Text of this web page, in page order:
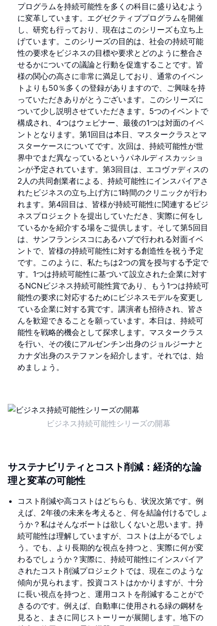
プログラムを持続可能性を多くの科目に盛り込むよう
に変革しています。エグゼクティブプログラムを開催
し、研究も行っており、現在はこのシリーズも立ち上
げています。このシリーズの目的は、社会の持続可能
性の要求をビジネスの目標や要求とどのように整合さ
せるかについての議論と行動を促進することです。皆
様の関心の高さに非常に満足しており、通常のイベン
トよりも50％多くの登録がありますので、ご興味を持
っていただきありがとうございます。このシリーズに
ついて少し説明させていただきます。5つのイベントで
構成され、4つはウェビナー、最後の1つは対面のイベ
ントとなります。第1回目は本日、マスタークラスとマ
スターケースについてです。次回は、持続可能性が世
界中でまだ異なっているというパネルディスカッショ
ンが予定されています。第3回目は、エコヴァディスの
2人の共同創業者による、持続可能性にインスパイアさ
れたビジネスの立ち上げ方に1時間のクリニックが行わ
れます。第4回目は、皆様が持続可能性に関連するビジ
ネスプロジェクトを提出していただき、実際に何をし
ているかを紹介する場をご提供します。そして第5回目
は、サンフランシスコにあるハブで行われる対面イベ
ントで、皆様の持続可能性に対する創造性を祝う予定
です。このように、私たちは2つの賞を授与する予定で
す。1つは持続可能性に基づいて設立された企業に対す
るNCNビジネス持続可能性賞であり、もう1つは持続可
能性の要求に対応するためにビジネスモデルを変更し
ている企業に対する賞です。講演者も招待され、皆さ
んを歓迎できることを願っています。本日は、持続可
能性を戦略的機会として探求します。マスタークラス
を行い、その後にアルゼンチン出身のジョルジーナと
カナダ出身のステファンを紹介します。それでは、始
めましょう。
ビジネス持続可能性シリーズの開幕
サステナビリティとコスト削減：経済的な論
理と変革の可能性
コスト削減や高コストはどちらも、状況次第です。例
えば、2年後の未来を考えると、何を結論付けるでしょ
うか？私はそんなボートは欲しくないと思います。持
続可能性は理解していますが、コストは上がるでしょ
う。でも、より長期的な視点を持つと、実際に何が変
わるでしょうか？実際に、持続可能性にインスパイア
されたコスト削減プロジェクトでは、現在このような
傾向が見られます。投資コストはかかりますが、十分
に長い視点を持つと、運用コストを削減することがで
きるのです。例えば、自動車に使用される緑の鋼材を
見ると、まさに同じストーリーが展開します。地下の